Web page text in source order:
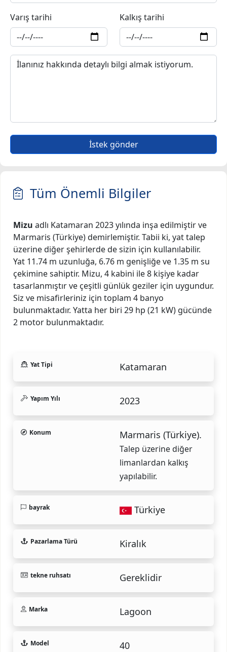
Varış tarihi Kalkış tarihi
İstek gönder
Tüm Önemli Bilgiler
Mizu adlı Katamaran 2023 yılında inşa edilmiştir ve
Marmaris (Türkiye) demirlemiştir. Tabii ki, yat talep
üzerine diğer şehirlerde de sizin için kullanılabilir.
Yat 11.74 m uzunluğa, 6.76 m genişliğe ve 1.35 m su
çekimine sahiptir. Mizu, 4 kabini ile 8 kişiye kadar
tasarlanmıştır ve çeşitli günlük geziler için uygundur.
Siz ve misafirleriniz için toplam 4 banyo
bulunmaktadır. Yatta her biri 29 hp (21 kW) gücünde
2 motor bulunmaktadır.
Yat Tipi Katamaran
Yapım Yılı 2023
Konum Marmaris (Türkiye).
Talep üzerine diğer
limanlardan kalkış
yapılabilir.
bayrak Türkiye
Pazarlama Türü Kiralık
tekne ruhsatı Gereklidir
Marka Lagoon
Model 40